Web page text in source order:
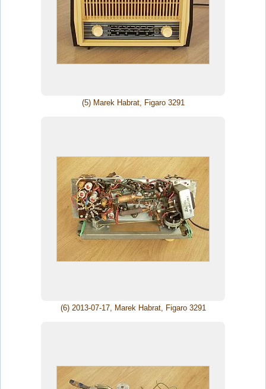
(5) Marek Habrat, Figaro 3291
(6) 2013-07-17, Marek Habrat, Figaro 3291